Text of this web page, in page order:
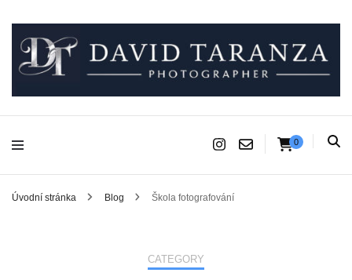
David Taranza
Fotograf pro chvíle, na kterých záleží.
0
Úvodní stránka Blog Škola fotografování
CATEGORY